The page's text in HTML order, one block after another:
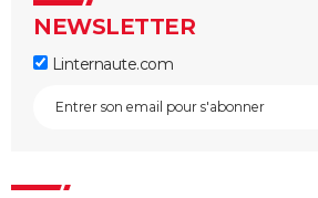
NEWSLETTER
Linternaute.com